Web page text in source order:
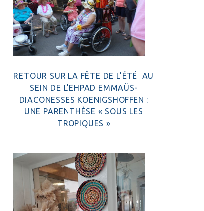
RETOUR SUR LA FÊTE DE L’ÉTÉ AU
SEIN DE L’EHPAD EMMAÜS-
DIACONESSES KOENIGSHOFFEN :
UNE PARENTHÈSE « SOUS LES
TROPIQUES »